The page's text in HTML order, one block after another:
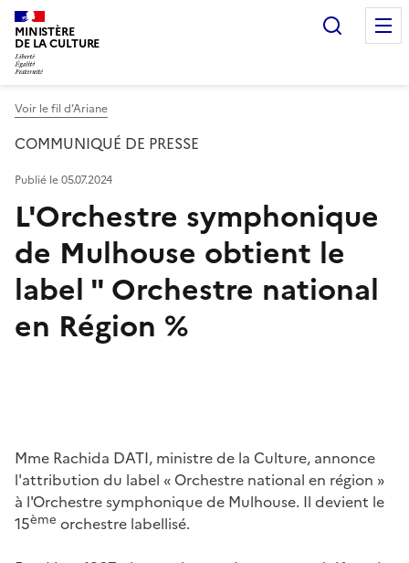
MINISTÈRE
DE LA CULTURE
Voir le fil d’Ariane
COMMUNIQUÉ DE PRESSE
L'Orchestre symphonique
de Mulhouse obtient le
label " Orchestre national
en Région %
Publié le 05.07.2024
Mme Rachida DATI, ministre de la Culture, annonce
l'attribution du label « Orchestre national en région »
à l'Orchestre symphonique de Mulhouse. Il devient le
15ème orchestre labellisé.